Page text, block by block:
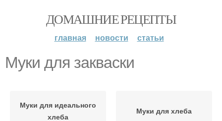
ДОМАШНИЕ РЕЦЕПТЫ
главная новости статьи
Муки для закваски
Муки для идеального
хлеба
Муки для хлеба